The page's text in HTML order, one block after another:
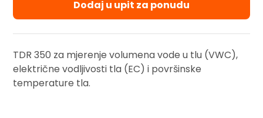
Dodaj u upit za ponudu
TDR 350 za mjerenje volumena vode u tlu (VWC),
električne vodljivosti tla (EC) i površinske
temperature tla.